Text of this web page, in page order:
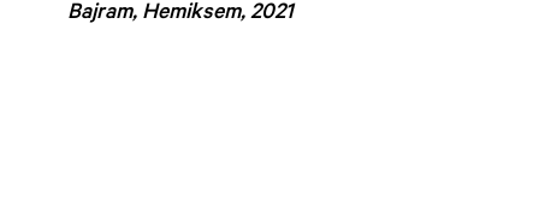
Bajram, Hemiksem, 2021